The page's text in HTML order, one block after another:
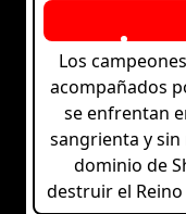
Los
acompañados
se enfrentan
sangrienta y
dominio de
destruir el